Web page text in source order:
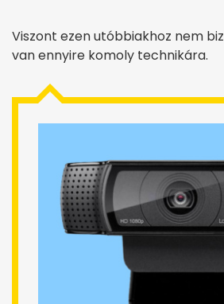
Viszont ezen utóbbiakhoz nem
van ennyire komoly technikára.